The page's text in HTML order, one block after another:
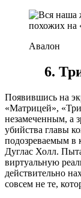
Авалон
6.
Появившись на
«Матрицей»,
незамеченным, а
убийства главы
подозреваемым в
Дуглас Холл.
виртуальную
действительно
совсем не те,